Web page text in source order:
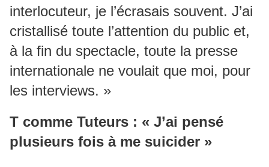
interlocuteur, je l’écrasais souvent. J’ai
cristallisé toute l’attention du public et,
à la fin du spectacle, toute la presse
internationale ne voulait que moi, pour
les interviews. »
T comme Tuteurs : « J’ai pensé
plusieurs fois à me suicider »